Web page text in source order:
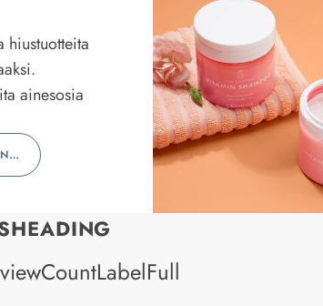
hiustuotteita
ainesosia
PRODUCT_SERIESBUTTONLABEL